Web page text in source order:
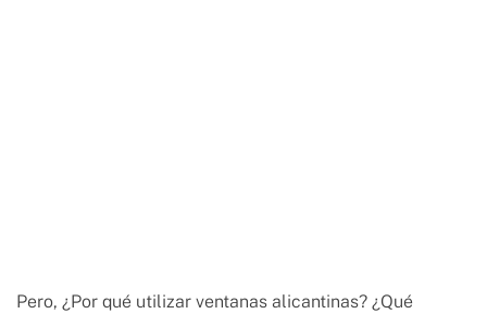
Pero, ¿Por qué utilizar ventanas alicantinas? ¿Qué